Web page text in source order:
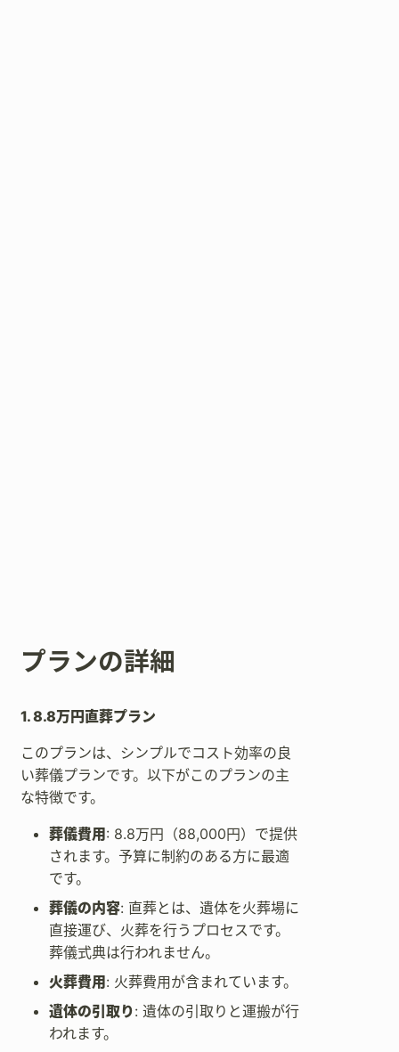
プランの詳細
1. 8.8万円直葬プラン
このプランは、シンプルでコスト効率の良
い葬儀プランです。以下がこのプランの主
な特徴です。
葬儀費用: 8.8万円（88,000円）で提供
されます。予算に制約のある方に最適
です。
葬儀の内容: 直葬とは、遺体を火葬場に
直接運び、火葬を行うプロセスです。
葬儀式典は行われません。
火葬費用: 火葬費用が含まれています。
遺体の引取り: 遺体の引取りと運搬が行
われます。